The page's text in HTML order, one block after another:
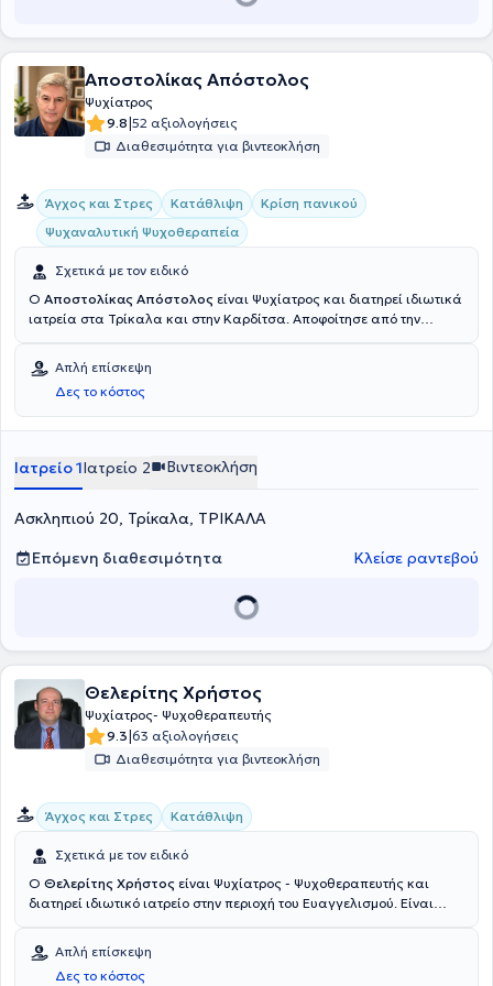
Αποστολίκας Απόστολος
Ψυχίατρος
9.8|52 αξιολογήσεις
Διαθεσιμότητα για βιντεοκλήση
Άγχος και Στρες Κατάθλιψη
Κρίση πανικού
Ψυχαναλυτική Ψυχοθεραπεία
Σχετικά με τον ειδικό
Ο Αποστολίκας Απόστολος είναι Ψυχίατρος και διατηρεί ιδιωτικά
ιατρεία στα Τρίκαλα και στην Καρδίτσα. Αποφοίτησε από την
Στρατιωτικός Ιατρός και την ίδια χρονιά έλαβε το πτυχίο του από
την Ιατρική Σχολή του Αριστοτελείου Πανεπιστημίου Θεσσαλονίκης.
Το 2007 ολοκλήρωσε την Ειδικότητα Ψυχιατρικής στο 401
Στρατιωτικό Νοσοκομείο Αθηνών και στο Γενικό Νοσοκομείο
τίτλος του Διδάκτωρ της Ιατρικής Σχολής του Πανεπιστημίου
Ιωαννίνων. Τέλος, ο γιατρός είναι εξειδικευμένος στη Βραχεία
Ψυχοθεραπεία.
Απλή επίσκεψη
Δες το κόστος
Ιατρείο 1Ιατρείο 2 Βιντεοκλήση
Ασκληπιού 20, Τρίκαλα, ΤΡΙΚΑΛΑ
Επόμενη διαθεσιμότητα
Κλείσε ραντεβού
Θελερίτης Χρήστος
Ψυχίατρος- Ψυχοθεραπευτής
9.3|63 αξιολογήσεις
Διαθεσιμότητα για βιντεοκλήση
Άγχος και Στρες Κατάθλιψη
Σχετικά με τον ειδικό
Ο Θελερίτης Χρήστος είναι Ψυχίατρος - Ψυχοθεραπευτής και
διατηρεί ιδιωτικό ιατρείο στην περιοχή του Ευαγγελισμού. Είναι
Πανεπιστημίου Αθηνών, ενώ έχει ειδικευθεί στη Νευρολογία, στη
Νευρολογική Κλινική Ερυθρού Σταυρού και στη Ψυχιατρική στο
Αιγινήτειο Νοσοκομείο. Έχει εκπαιδευτεί στην Ψυχοδυναμική
Απλή επίσκεψη
Δες το κόστος